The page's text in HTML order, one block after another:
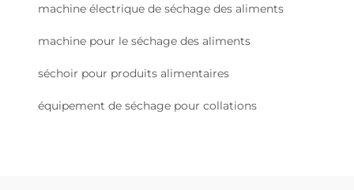
machine électrique de séchage des aliments
machine pour le séchage des aliments
séchoir pour produits alimentaires
équipement de séchage pour collations